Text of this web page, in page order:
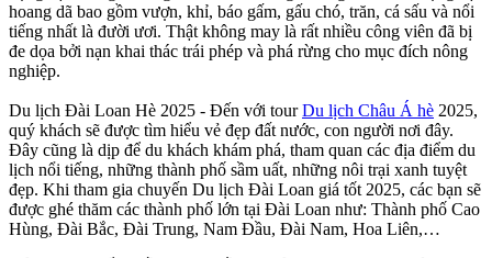
hoang dã bao gồm vượn, khỉ, báo gấm, gấu chó, trăn, cá sấu và nổi
tiếng nhất là đười ươi. Thật không may là rất nhiều công viên đã bị
đe dọa bởi nạn khai thác trái phép và phá rừng cho mục đích nông
nghiệp.
Du lịch Đài Loan Hè 2025 - Đến với tourDu lịch Châu Á hè 2025,
quý khách sẽ được tìm hiểu vẻ đẹp đất nước, con người nơi đây.
Đây cũng là dịp để du khách khám phá, tham quan các địa điểm du
lịch nổi tiếng, những thành phố sầm uất, những nôi trại xanh tuyệt
đẹp. Khi tham gia chuyến Du lịch Đài Loan giá tốt 2025, các bạn sẽ
được ghé thăm các thành phố lớn tại Đài Loan như: Thành phố Cao
Hùng, Đài Bắc, Đài Trung, Nam Đầu, Đài Nam, Hoa Liên,…